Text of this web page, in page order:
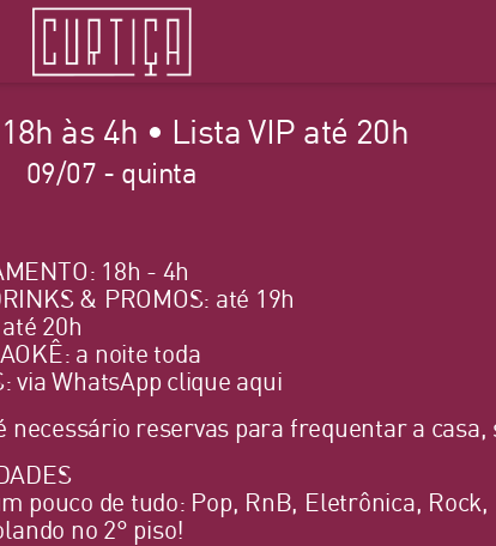
às 4h • Lista VIP até 20h
09/07 - quinta
18h - 4h
& PROMOS: até 19h
20h
a noite toda
via WhatsApp clique aqui
necessário reservas para frequentar a casa,
pouco de tudo: Pop, RnB, Eletrônica,
no 2° piso!